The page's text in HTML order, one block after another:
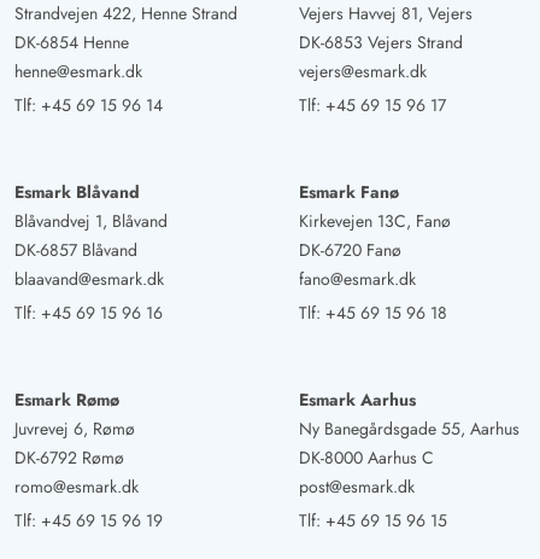
Strandvejen 422, Henne Strand
DK-6854 Henne
henne@esmark.dk
Tlf: +45 69 15 96 14
Vejers Havvej 81, Vejers
DK-6853 Vejers Strand
vejers@esmark.dk
Tlf: +45 69 15 96 17
Esmark Blåvand
Blåvandvej 1, Blåvand
DK-6857 Blåvand
blaavand@esmark.dk
Tlf: +45 69 15 96 16
Esmark Fanø
Kirkevejen 13C, Fanø
DK-6720 Fanø
fano@esmark.dk
Tlf: +45 69 15 96 18
Esmark Rømø
Juvrevej 6, Rømø
DK-6792 Rømø
romo@esmark.dk
Tlf: +45 69 15 96 19
Esmark Aarhus
Ny Banegårdsgade 55, Aarhus
DK-8000 Aarhus C
post@esmark.dk
Tlf: +45 69 15 96 15